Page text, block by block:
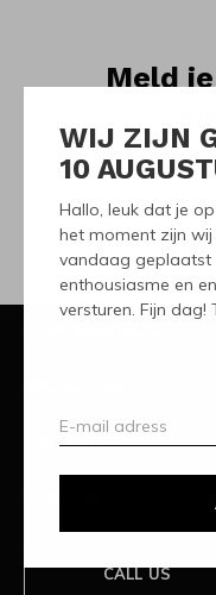
WIJ ZIJN
10
Hallo, leuk dat je
het moment zijn
vandaag geplaatst
enthousiasme en
versturen. Fijn dag!
Meld
Ontvang de
Categorieën
CALL US